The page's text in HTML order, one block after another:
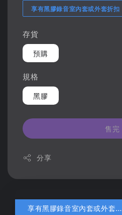
享有黑膠錄音室內套或外套折扣
存貨
預購
規格
黑膠
售完
分享
享有黑膠錄音室內套或外套折扣